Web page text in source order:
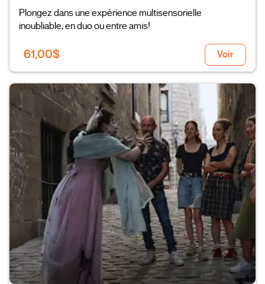
Plongez dans une expérience multisensorielle
inoubliable, en duo ou entre amis!
61,00$ Voir